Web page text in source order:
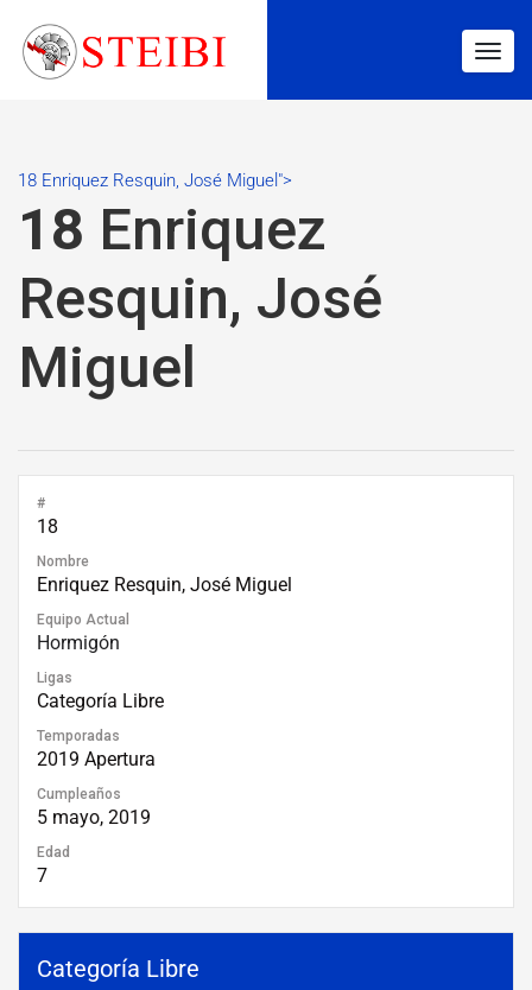
18 Enriquez Resquin, José Miguel">
18 Enriquez
Resquin, José
Miguel
#
18
Nombre
Enriquez Resquin, José Miguel
Equipo Actual
Hormigón
Ligas
Categoría Libre
Temporadas
2019 Apertura
Cumpleaños
5 mayo, 2019
Edad
7
Categoría Libre